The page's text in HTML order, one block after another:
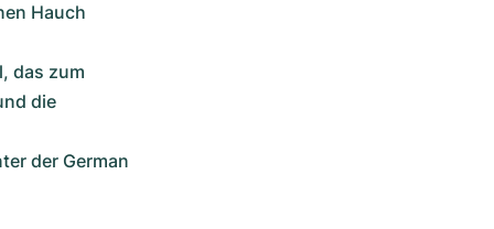
Hauch
das zum
die
der German